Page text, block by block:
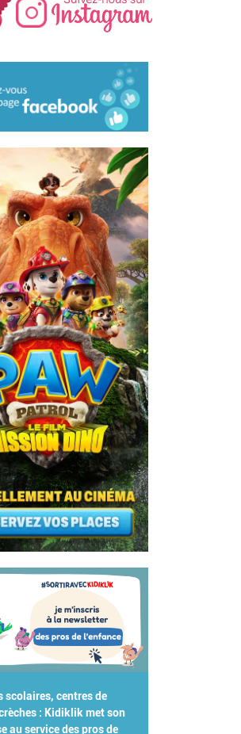
scolaires, centres de
: Kidiklik met son
au service des pros de